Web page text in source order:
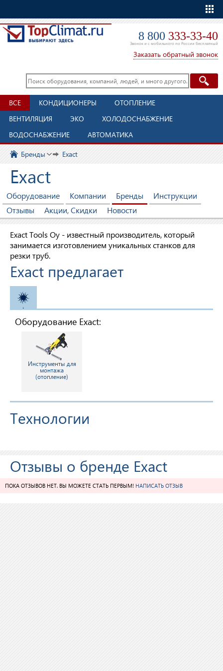
8 800 333-33-40
Звонок и с мобильного по России бесплатный
Заказать обратный звонок
ВСЕ КОНДИЦИОНЕРЫ
ОТОПЛЕНИЕ
ВЕНТИЛЯЦИЯ
ЭКО
ХОЛОДОСНАБЖЕНИЕ
ВОДОСНАБЖЕНИЕ
АВТОМАТИКА
Бренды Exact
Exact
Оборудование Компании Бренды
Инструкции
Отзывы
Акции, Скидки Новости
Exact Tools Oy - известный производитель, который
занимается изготовлением уникальных станков для
резки труб.
Exact предлагает
Оборудование Exact:
Инструменты для
монтажа
(отопление)
Технологии
Отзывы о бренде Exact
ПОКА ОТЗЫВОВ НЕТ. ВЫ МОЖЕТЕ СТАТЬ ПЕРВЫМ! НАПИСАТЬ ОТЗЫВ